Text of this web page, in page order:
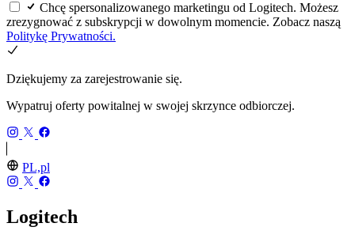
Chcę spersonalizowanego marketingu od Logitech. Możesz
zrezygnować z subskrypcji w dowolnym momencie. Zobacz naszą
Politykę Prywatności.
Dziękujemy za zarejestrowanie się.
Wypatruj oferty powitalnej w swojej skrzynce odbiorczej.
PL,pl
Logitech